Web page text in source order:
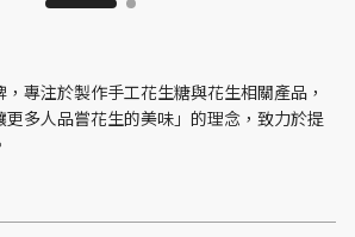
專注於製作手工花生糖與花生相關產品，
更多人品嘗花生的美味」的理念，致力於提